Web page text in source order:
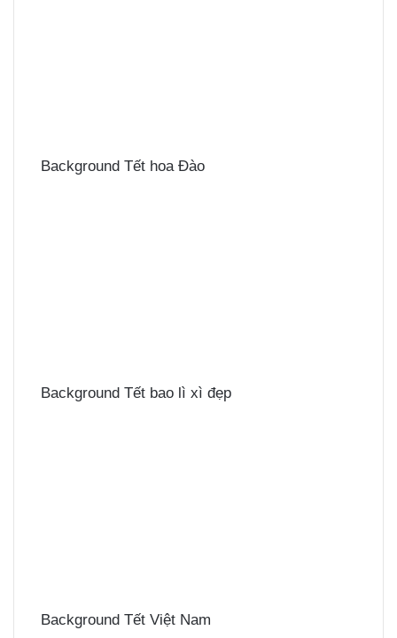
Background Tết hoa Đào
Background Tết bao lì xì đẹp
Background Tết Việt Nam